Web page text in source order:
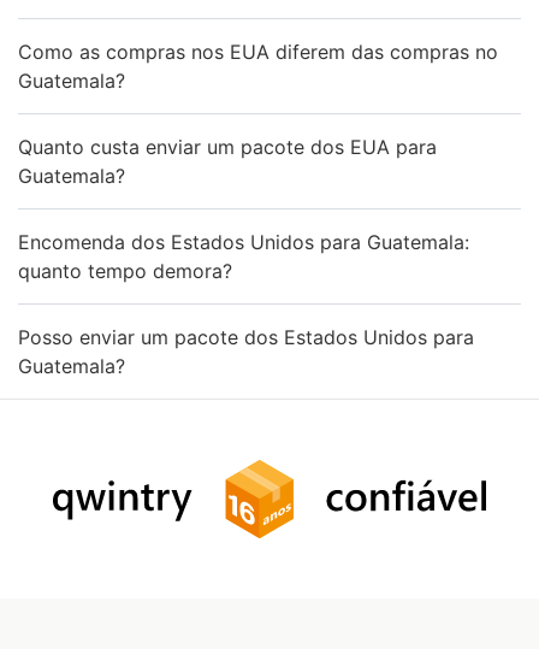
Como as compras nos EUA diferem das compras no
Guatemala?
Quanto custa enviar um pacote dos EUA para
Guatemala?
Encomenda dos Estados Unidos para Guatemala:
quanto tempo demora?
Posso enviar um pacote dos Estados Unidos para
Guatemala?